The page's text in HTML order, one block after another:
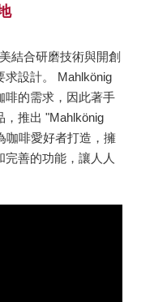
結合研磨技術與開創
求設計。 Mahlkönig
啡的需求，因此著手
，推出 "Mahlkönig
咖啡愛好者打造，擁
善的功能，讓人人